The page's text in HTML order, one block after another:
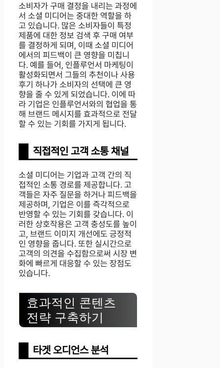
소비자가 구매 결정을 내리는 과정에
서 소셜 미디어는 중대한 역할을 하
고 있습니다. 많은 소비자들이 특정
제품에 대한 정보 검색 후 구매 여부
를 결정하게 되며, 이때 소셜 미디어
에서의 피드백이 큰 영향을 미칩니
다. 예를 들어, 인플루언서 마케팅이
활성화되면서 그들의 추천이나 사용
후기 하나가 소비자의 선택에 큰 영
향을 줄 수 있게 되었습니다. 이에 따
라 기업은 인플루언서와의 협업을 통
해 브랜드 메시지를 효과적으로 전달
할 수 있는 기회를 가지게 됩니다.
직접적인 고객 소통 채널
소셜 미디어는 기업과 고객 간의 직
접적인 소통 경로를 제공합니다. 고
객들은 자주 질문을 하거나 피드백을
제공하며, 기업은 이를 즉각적으로
반영할 수 있는 기회를 갖습니다. 이
러한 상호작용은 고객 충성도를 높이
고, 브랜드 이미지 개선에도 긍정적
인 영향을 줍니다. 또한 실시간으로
고객의 의견을 수집함으로써 시장 변
화에 빠르게 대응할 수 있는 장점도
있습니다.
효과적인 콘텐츠
전략 구축하기
타겟 오디언스 분석